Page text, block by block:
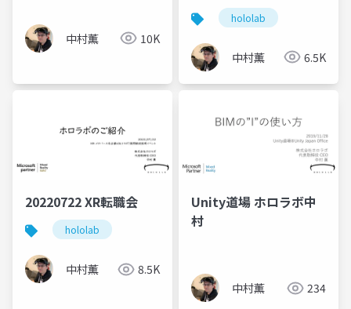
中村薫 10K
hololab
中村薫 6.5K
20220722 XR転職会
hololab
中村薫 8.5K
Unity道場 ホロラボ中
村
中村薫 234